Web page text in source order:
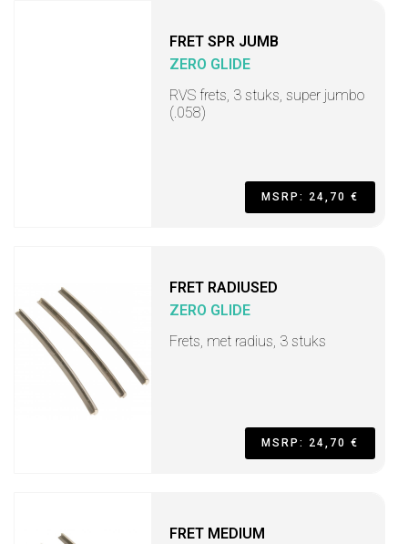
FRET SPR JUMB
ZERO GLIDE
RVS frets, 3 stuks, super jumbo
(.058)
MSRP: 24,70 €
FRET RADIUSED
ZERO GLIDE
Frets, met radius, 3 stuks
MSRP: 24,70 €
FRET MEDIUM